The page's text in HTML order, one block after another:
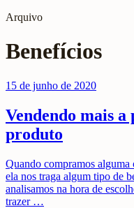
Arquivo
Benefícios
15 de junho de 2020
Vendendo mais
produto
Quando compramos alguma
ela nos traga algum tipo de
analisamos na hora de
trazer …